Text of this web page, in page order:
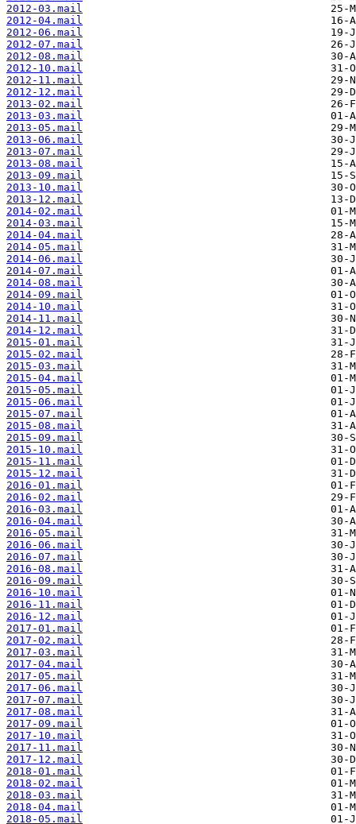
2012-03.mail
2012-04.mail
2012-06.mail
2012-07.mail
2012-08.mail
2012-10.mail
2012-11.mail
2012-12.mail
2013-02.mail
2013-03.mail
2013-05.mail
2013-06.mail
2013-07.mail
2013-08.mail
2013-09.mail
2013-10.mail
2013-12.mail
2014-02.mail
2014-03.mail
2014-04.mail
2014-05.mail
2014-06.mail
2014-07.mail
2014-08.mail
2014-09.mail
2014-10.mail
2014-11.mail
2014-12.mail
2015-01.mail
2015-02.mail
2015-03.mail
2015-04.mail
2015-05.mail
2015-06.mail
2015-07.mail
2015-08.mail
2015-09.mail
2015-10.mail
2015-11.mail
2015-12.mail
2016-01.mail
2016-02.mail
2016-03.mail
2016-04.mail
2016-05.mail
2016-06.mail
2016-07.mail
2016-08.mail
2016-09.mail
2016-10.mail
2016-11.mail
2016-12.mail
2017-01.mail
2017-02.mail
2017-03.mail
2017-04.mail
2017-05.mail
2017-06.mail
2017-07.mail
2017-08.mail
2017-09.mail
2017-10.mail
2017-11.mail
2017-12.mail
2018-01.mail
2018-02.mail
2018-03.mail
2018-04.mail
2018-05.mail